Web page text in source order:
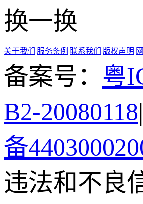
换一换
关于我们 |服务条例 |联系我们 |版权声明|
备案号： 粤
B2-20080118|
备
违法和不良